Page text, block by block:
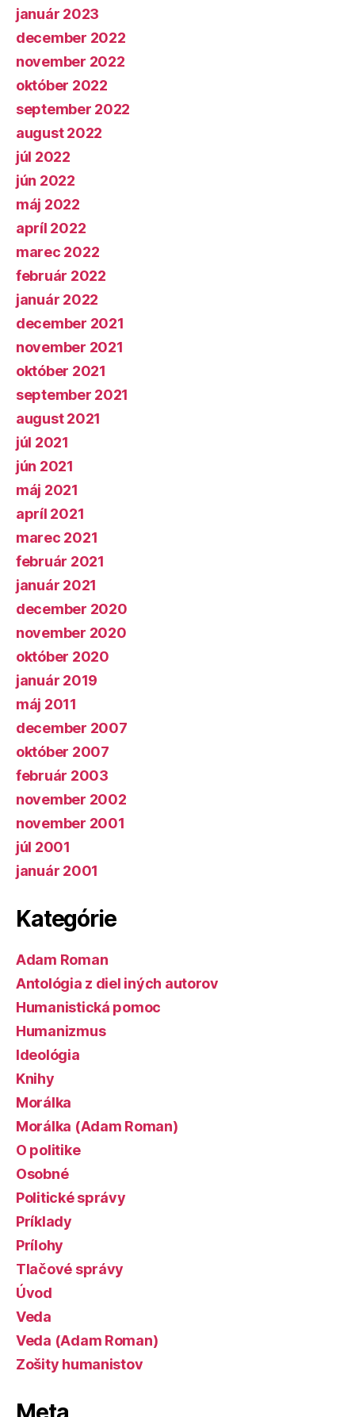
január 2023
december 2022
november 2022
október 2022
september 2022
august 2022
júl 2022
jún 2022
máj 2022
apríl 2022
marec 2022
február 2022
január 2022
december 2021
november 2021
október 2021
september 2021
august 2021
júl 2021
jún 2021
máj 2021
apríl 2021
marec 2021
február 2021
január 2021
december 2020
november 2020
október 2020
január 2019
máj 2011
december 2007
október 2007
február 2003
november 2002
november 2001
júl 2001
január 2001
Kategórie
Adam Roman
Antológia z diel iných autorov
Humanistická pomoc
Humanizmus
Ideológia
Knihy
Morálka
Morálka (Adam Roman)
O politike
Osobné
Politické správy
Príklady
Prílohy
Tlačové správy
Úvod
Veda
Veda (Adam Roman)
Zošity humanistov